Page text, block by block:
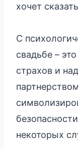
хочет
С
свадьбе –
страхов и
некоторых